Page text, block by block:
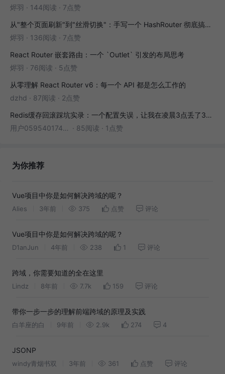
烬羽 · 144阅读 · 7点赞
从"整个页面刷新"到"丝滑切换"：手写一个 HashRouter 彻底搞懂前端路由
烬羽 · 136阅读 · 7点赞
React Router 嵌套路由：一个 `Outlet` 引发的布局思考
烬羽 · 76阅读 · 5点赞
从零理解 React Router v6：每一个 API 都是怎么工作的
dzhd · 87阅读 · 2点赞
Redis缓存回滚踩坑实录：一个配置失误，让我在凌晨3点丢了3000条数据
用户05954017446 · 85阅读 · 1点赞
为你推荐
Vue项目中你是如何解决跨域的呢？
Alies 3年前 375 点赞 评论
Vue项目中你是如何解决跨域的呢？
D1anJun 4年前 238 1 评论
跨域，你需要知道的全在这里
Lindz 8年前 7.7k 159 评论
带你一步一步的理解前端跨域的原理及实践
白羊座的白 9年前 2.9k 274 4
JSONP
windy青烟书双 3年前 361 点赞 评论